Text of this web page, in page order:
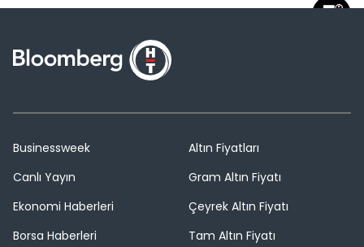
Businessweek
Canlı Yayın
Ekonomi Haberleri
Borsa Haberleri
Altın Fiyatları
Gram Altın Fiyatı
Çeyrek Altın Fiyatı
Tam Altın Fiyatı